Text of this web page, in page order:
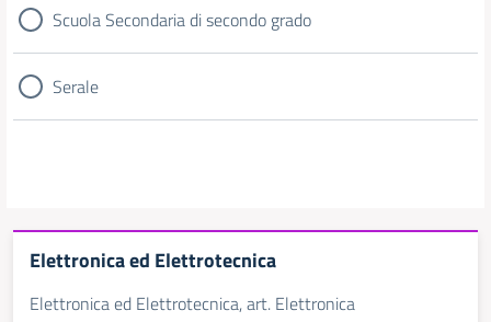
Scuola Secondaria di secondo grado
Serale
Elettronica ed Elettrotecnica
Elettronica ed Elettrotecnica, art. Elettronica